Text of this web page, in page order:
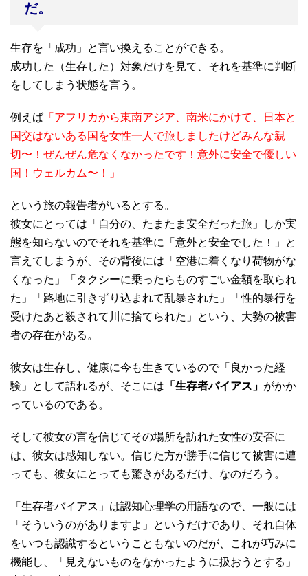
だ。
生存を「成功」と言い換えることができる。
成功した（生存した）対象だけを見て、それを基準に判断
をしてしまう状態を言う。
例えば 「アフリカから東南アジア、南米にかけて、日本と
国交はないある国を女性一人で旅しましたけどみんな親
切〜！ぜんぜん危なくなかったです！意外に安全で優しい
国！ウェルカム〜！」
という旅の報告者がいるとする。
彼女にとっては「自分の、たまたま安全だった旅」しか実
態を知らないのでそれを基準に「意外と安全でした！」と
言えてしまうが、その背後には「空港に着くなり荷物がな
くなった」「タクシーに乗ったらものすごい金額を取られ
た」「路地に引きずり込まれて乱暴された」「性的暴行を
受けたあと殺されて川に捨てられた」という、大勢の被害
者の存在がある。
彼女は生存し、健康に今も生きているので「良かった経
験」として語れるが、そこには 「生存者バイアス」 がかか
っているのである。
そして彼女の言を信じてその場所を訪れた女性の安否に
は、彼女は感知しない。信じた方が勝手に信じて被害に遭
っても、彼女にとっても驚きがあるだけ、なのだろう。
「生存者バイアス」は認知心理学の用語なので、一般には
「そういうのがありますよ」というだけであり、それ自体
をいつも認識するということもないのだが、これが巧みに
機能し、「見えないものをなかったように扱おうとする」